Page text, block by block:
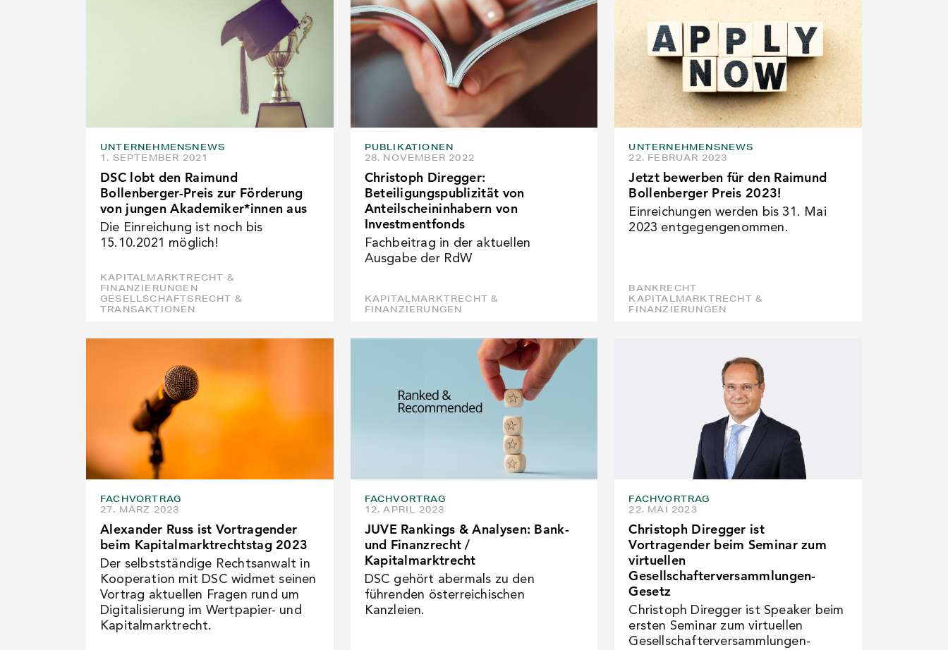
UNTERNEHMENSNEWS
1. SEPTEMBER 2021
DSC lobt den Raimund
Bollenberger-Preis zur Förderung
von jungen Akademiker*innen aus
Die Einreichung ist noch bis
15.10.2021 möglich!
KAPITALMARKTRECHT &
FINANZIERUNGEN
GESELLSCHAFTSRECHT &
TRANSAKTIONEN
PUBLIKATIONEN
28. NOVEMBER 2022
Christoph Diregger:
Beteiligungspublizität von
Anteilscheininhabern von
Investmentfonds
Fachbeitrag in der aktuellen
Ausgabe der RdW
KAPITALMARKTRECHT &
FINANZIERUNGEN
UNTERNEHMENSNEWS
22. FEBRUAR 2023
Jetzt bewerben für den Raimund
Bollenberger Preis 2023!
Einreichungen werden bis 31. Mai
2023 entgegengenommen.
BANKRECHT
KAPITALMARKTRECHT &
FINANZIERUNGEN
FACHVORTRAG
27. MÄRZ 2023
Alexander Russ ist Vortragender
beim Kapitalmarktrechtstag 2023
Der selbstständige Rechtsanwalt in
Kooperation mit DSC widmet seinen
Vortrag aktuellen Fragen rund um
Digitalisierung im Wertpapier- und
Kapitalmarktrecht.
FACHVORTRAG
12. APRIL 2023
JUVE Rankings & Analysen: Bank-
und Finanzrecht /
Kapitalmarktrecht
DSC gehört abermals zu den
führenden österreichischen
Kanzleien.
FACHVORTRAG
22. MAI 2023
Christoph Diregger ist
Vortragender beim Seminar zum
virtuellen
Gesellschafterversammlungen-
Gesetz
Christoph Diregger ist Speaker beim
ersten Seminar zum virtuellen
Gesellschafterversammlungen-